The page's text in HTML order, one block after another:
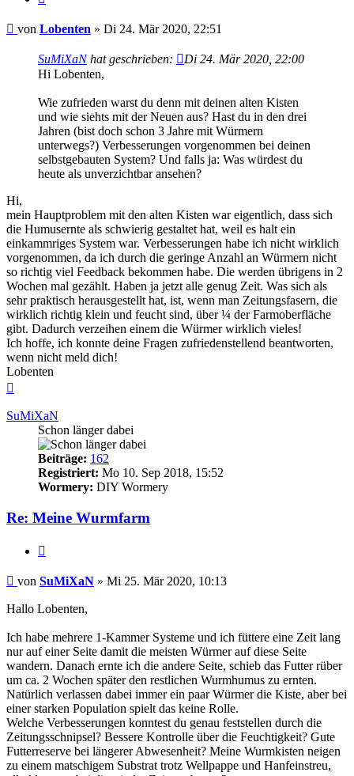
Beitrag
von Lobenten » Di 24. Mär 2020, 22:51
SuMiXaNhat geschrieben:
Di 24. Mär 2020, 22:00
Hi Lobenten,
Wie zufrieden warst du denn mit deinen alten Kisten
und wie siehts mit der Neuen aus? Hast du in den drei
Jahren (bist doch schon 3 Jahre mit Würmern
unterwegs?) Verbesserungen vorgenommen bei deinen
selbstgebauten System? Und falls ja: Was würdest du
heute als unverzichtbar ansehen?
Hi,
mein Hauptproblem mit den alten Kisten war eigentlich, dass sich
die Humusernte als schwierig gestaltet hat, weil es halt ein
einkammriges System war. Verbesserungen habe ich nicht wirklich
vorgenommen, da ich durch die geringe Anzahl an Würmern nicht
so richtig viel Feedback bekommen habe. Die werden übrigens in 2
Wochen mal gezählt. Haben ja jetzt alle genug Zeit. Was sich als
sehr praktisch herausgestellt hat, ist, wenn man Zeitungsfasern, die
wirklich richtig klein und feucht sind, über ¼ der Farmoberfläche
gibt. Dadurch verzeihen einem die Würmer wirklich vieles!
Ich hoffe, ich konnte deine Fragen zufriedenstellend beantworten,
wenn nicht meld dich!
Lobenten
SuMiXaN
Schon länger dabei
Beiträge: 162
Registriert: Mo 10. Sep 2018, 15:52
Wormery: DIY Wormery
Re: Meine Wurmfarm
Beitrag
von SuMiXaN » Mi 25. Mär 2020, 10:13
Hallo Lobenten,
Ich habe mehrere 1-Kammer Systeme und ich füttere eine Zeit lang
nur auf einer Seite damit die meisten Würmer auf diese Seite
wandern. Danach ernte ich die andere Seite, schieb das Futter rüber
um ca. 2 Wochen später den restlichen Wurmhumus zu ernten.
Natürlich verlassen dabei immer ein paar Würmer die Kiste, aber bei
einer starken Population spielt das keine Rolle.
Welche Verbesserungen konntest du genau feststellen durch die
Zeitungsschnipsel? Bessere Kontrolle über die Feuchtigkeit? Gute
Futterreserve bei längerer Abwesenheit? Meine Wurmkisten neigen
zu einem matschigem Substrat trotz Wellpappe und Hanfeinstreu,